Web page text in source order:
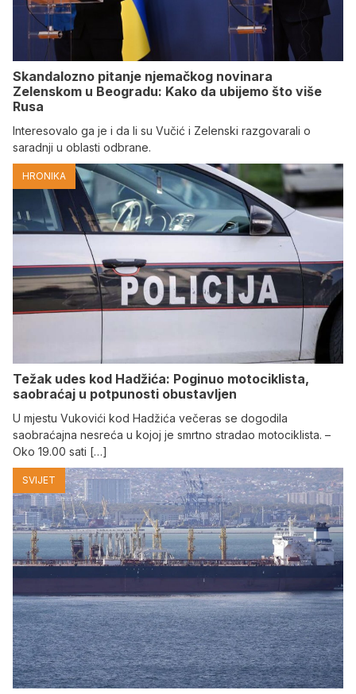
Skandalozno pitanje njemačkog novinara
Zelenskom u Beogradu: Kako da ubijemo što više
Rusa
Interesovalo ga je i da li su Vučić i Zelenski razgovarali o
saradnji u oblasti odbrane.
HRONIKA
Težak udes kod Hadžića: Poginuo motociklista,
saobraćaj u potpunosti obustavljen
U mjestu Vukovići kod Hadžića večeras se dogodila
saobraćajna nesreća u kojoj je smrtno stradao motociklista. –
Oko 19.00 sati […]
SVIJET